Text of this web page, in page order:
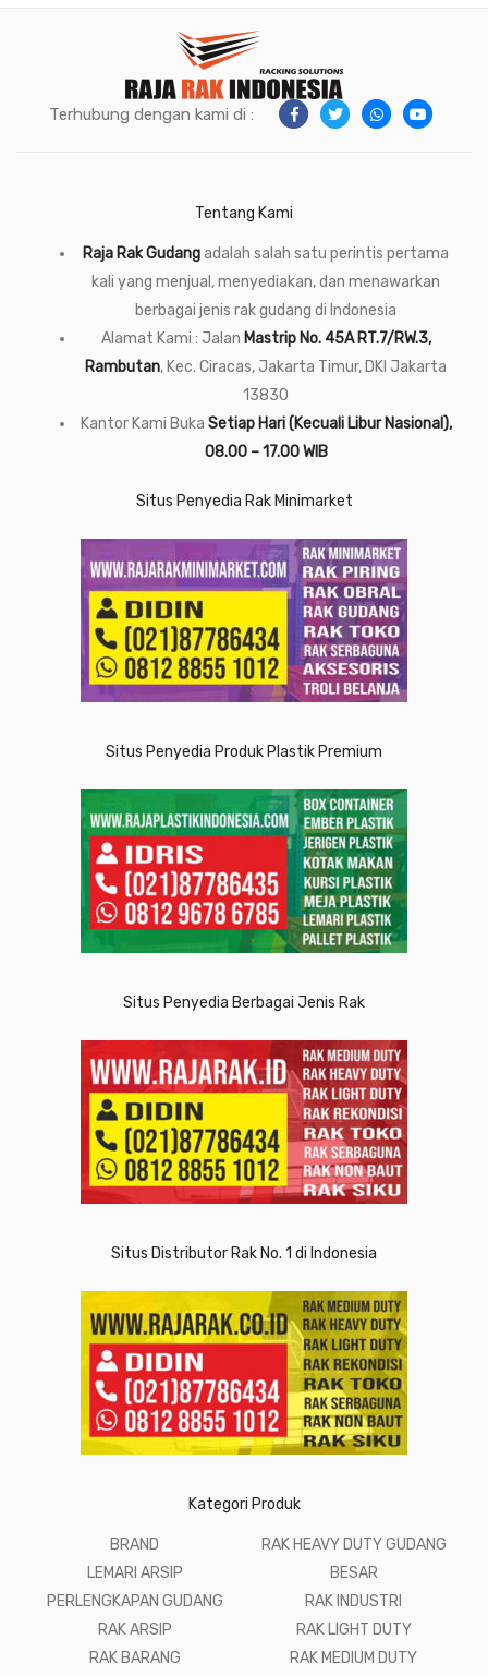
Terhubung dengan kami di :
Tentang Kami
Raja Rak Gudangadalah salah satu perintis pertama
kali yang menjual, menyediakan, dan menawarkan
berbagai jenis rak gudang di Indonesia
Alamat Kami : Jalan Mastrip No. 45A RT.7/RW.3,
Rambutan, Kec. Ciracas, Jakarta Timur, DKI Jakarta
13830
Kantor Kami Buka Setiap Hari (Kecuali Libur Nasional),
08.00 – 17.00 WIB
Situs Penyedia Rak Minimarket
Situs Penyedia Produk Plastik Premium
Situs Penyedia Berbagai Jenis Rak
Situs Distributor Rak No. 1 di Indonesia
Kategori Produk
BRAND
LEMARI ARSIP
PERLENGKAPAN GUDANG
RAK ARSIP
RAK BARANG
RAK HEAVY DUTY GUDANG
BESAR
RAK INDUSTRI
RAK LIGHT DUTY
RAK MEDIUM DUTY